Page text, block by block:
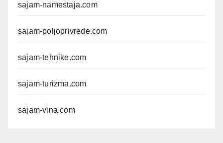
sajam-namestaja.com
sajam-poljoprivrede.com
sajam-tehnike.com
sajam-turizma.com
sajam-vina.com